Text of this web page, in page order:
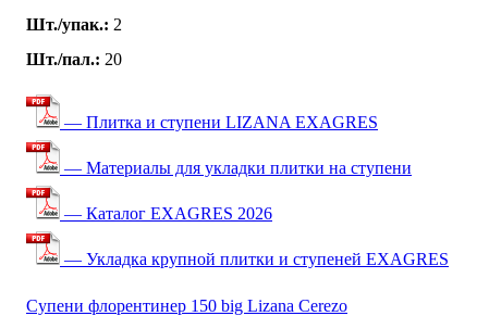
Шт./упак.: 2
Шт./пал.: 20
— Плитка и ступени LIZANA EXAGRES
— Материалы для укладки плитки на ступени
— Каталог EXAGRES 2026
— Укладка крупной плитки и ступеней EXAGRES
Супени флорентинер 150 big Lizana Cerezo